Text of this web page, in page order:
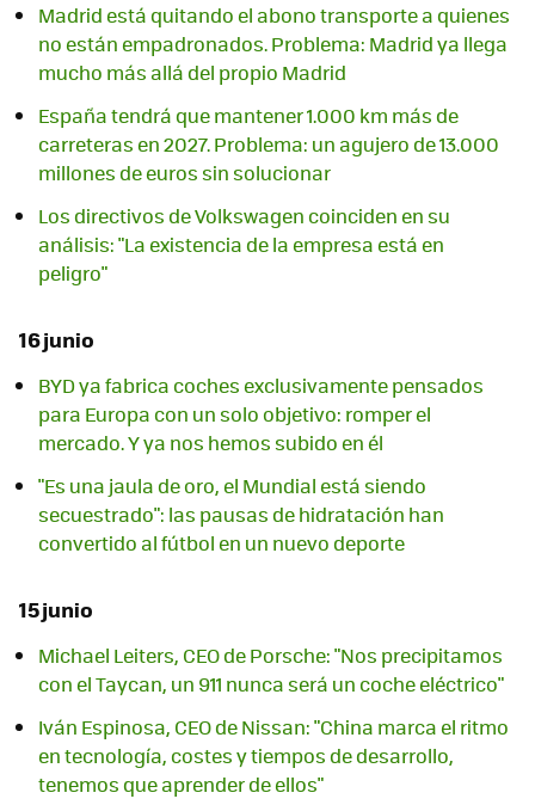
Madrid está quitando el abono transporte a quienes
no están empadronados. Problema: Madrid ya llega
mucho más allá del propio Madrid
España tendrá que mantener 1.000 km más de
carreteras en 2027. Problema: un agujero de 13.000
millones de euros sin solucionar
Los directivos de Volkswagen coinciden en su
análisis: "La existencia de la empresa está en
peligro"
16 junio
BYD ya fabrica coches exclusivamente pensados
para Europa con un solo objetivo: romper el
mercado. Y ya nos hemos subido en él
"Es una jaula de oro, el Mundial está siendo
secuestrado": las pausas de hidratación han
convertido al fútbol en un nuevo deporte
15 junio
Michael Leiters, CEO de Porsche: "Nos precipitamos
con el Taycan, un 911 nunca será un coche eléctrico"
Iván Espinosa, CEO de Nissan: "China marca el ritmo
en tecnología, costes y tiempos de desarrollo,
tenemos que aprender de ellos"